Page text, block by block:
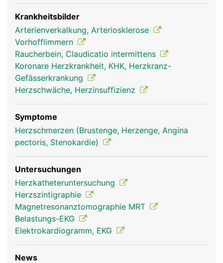
Krankheitsbilder
Arterienverkalkung, Arteriosklerose
Vorhofflimmern
Raucherbein, Claudicatio intermittens
Koronare Herzkrankheit, KHK, Herzkranz-
Gefässerkrankung
Herzschwäche, Herzinsuffizienz
Symptome
Herzschmerzen (Brustenge, Herzenge, Angina
pectoris, Stenokardie)
Untersuchungen
Herzkatheteruntersuchung
Herzszintigraphie
Magnetresonanztomographie MRT
Belastungs-EKG
Elektrokardiogramm, EKG
News